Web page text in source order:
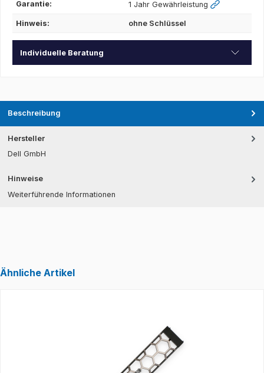
Garantie: 1 Jahr Gewährleistung
Hinweis: ohne Schlüssel
Individuelle Beratung
Beschreibung
Hersteller
Dell GmbH
Hinweise
Weiterführende Informationen
Ähnliche Artikel